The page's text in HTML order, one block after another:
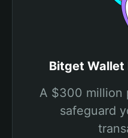
Bitget Wallet
A $300 million
safeguard